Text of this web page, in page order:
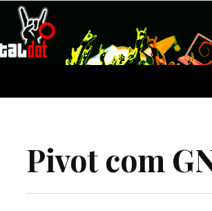
Pivot com